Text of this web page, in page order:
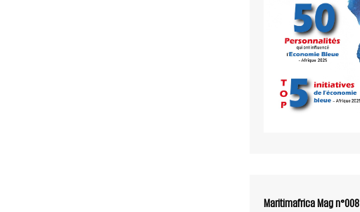
Maritimafrica Mag n°008